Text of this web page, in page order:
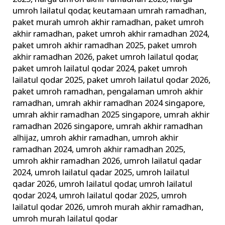
umroh lailatul qodar, keutamaan umrah ramadhan,
paket murah umroh akhir ramadhan, paket umroh
akhir ramadhan, paket umroh akhir ramadhan 2024,
paket umroh akhir ramadhan 2025, paket umroh
akhir ramadhan 2026, paket umroh lailatul qodar,
paket umroh lailatul qodar 2024, paket umroh
lailatul qodar 2025, paket umroh lailatul qodar 2026,
paket umroh ramadhan, pengalaman umroh akhir
ramadhan, umrah akhir ramadhan 2024 singapore,
umrah akhir ramadhan 2025 singapore, umrah akhir
ramadhan 2026 singapore, umrah akhir ramadhan
alhijaz, umroh akhir ramadhan, umroh akhir
ramadhan 2024, umroh akhir ramadhan 2025,
umroh akhir ramadhan 2026, umroh lailatul qadar
2024, umroh lailatul qadar 2025, umroh lailatul
qadar 2026, umroh lailatul qodar, umroh lailatul
qodar 2024, umroh lailatul qodar 2025, umroh
lailatul qodar 2026, umroh murah akhir ramadhan,
umroh murah lailatul qodar
Depan
Ka’bah